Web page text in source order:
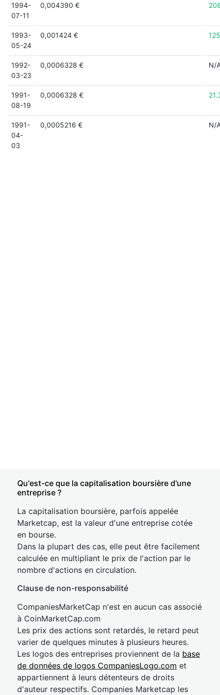
1994-
07-11
0,004390 €
1993-
05-24
0,001424 €
1992-
03-23
0,0006328 € N/
1991-
08-19
0,0006328 €
1991-
04-
03
0,0005216 € N/
Qu'est-ce que la capitalisation boursière d'une
entreprise ?
La capitalisation boursière, parfois appelée
Marketcap, est la valeur d'une entreprise cotée
en bourse.
Dans la plupart des cas, elle peut être facilement
calculée en multipliant le prix de l'action par le
nombre d'actions en circulation.
Clause de non-responsabilité
CompaniesMarketCap n'est en aucun cas associé
à CoinMarketCap.com
Les prix des actions sont retardés, le retard peut
varier de quelques minutes à plusieurs heures.
Les logos des entreprises proviennent de la base
de données de logos CompaniesLogo.com et
appartiennent à leurs détenteurs de droits
d'auteur respectifs. Companies Marketcap les